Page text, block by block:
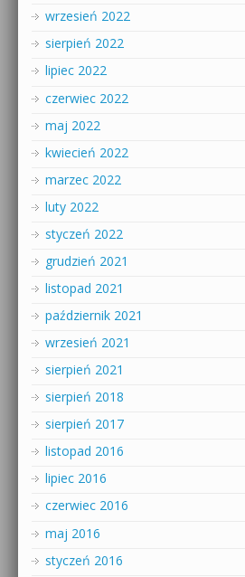
wrzesień 2022
sierpień 2022
lipiec 2022
czerwiec 2022
maj 2022
kwiecień 2022
marzec 2022
luty 2022
styczeń 2022
grudzień 2021
listopad 2021
październik 2021
wrzesień 2021
sierpień 2021
sierpień 2018
sierpień 2017
listopad 2016
lipiec 2016
czerwiec 2016
maj 2016
styczeń 2016